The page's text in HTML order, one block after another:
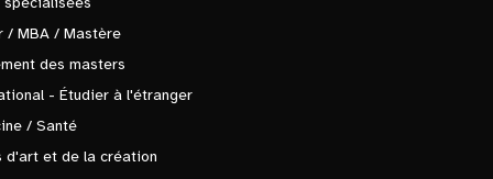
/ MBA / Mastère
des masters
- Étudier à l'étranger
/ Santé
d'art et de la création